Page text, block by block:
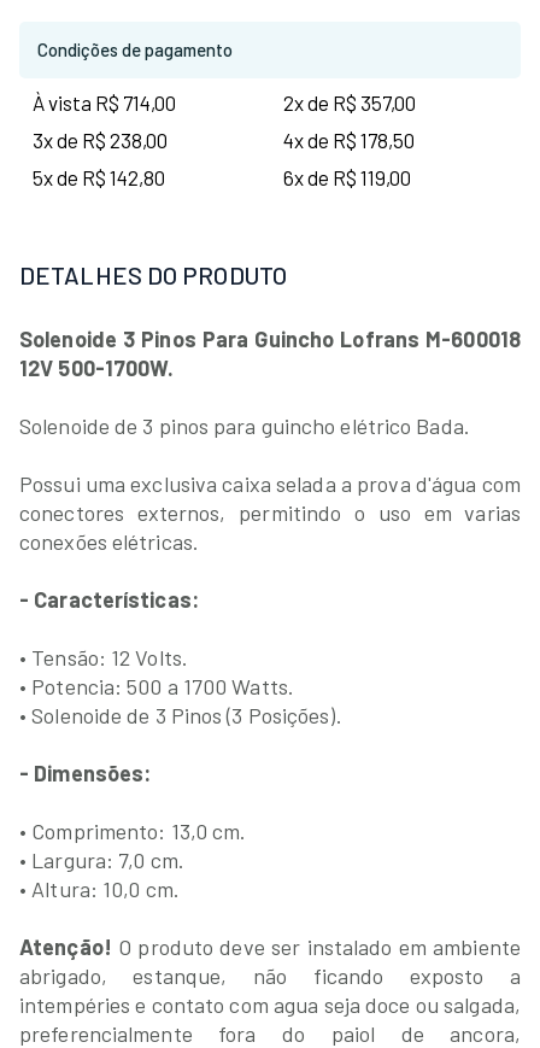
Condições de pagamento
À vista R$ 714,00
2x de R$ 357,00
3x de R$ 238,00
4x de R$ 178,50
5x de R$ 142,80
6x de R$ 119,00
DETALHES DO PRODUTO
Solenoide 3 Pinos Para Guincho Lofrans M-600018
12V 500-1700W.
Solenoide de 3 pinos para guincho elétrico Bada.
Possui uma exclusiva caixa selada a prova d'água com
conectores externos, permitindo o uso em varias
conexões elétricas.
- Características:
• Tensão: 12 Volts.
• Potencia: 500 a 1700 Watts.
• Solenoide de 3 Pinos (3 Posições).
- Dimensões:
• Comprimento: 13,0 cm.
• Largura: 7,0 cm.
• Altura: 10,0 cm.
Atenção! O produto deve ser instalado em ambiente
abrigado, estanque, não ficando exposto a
intempéries e contato com agua seja doce ou salgada,
preferencialmente fora do paiol de ancora,